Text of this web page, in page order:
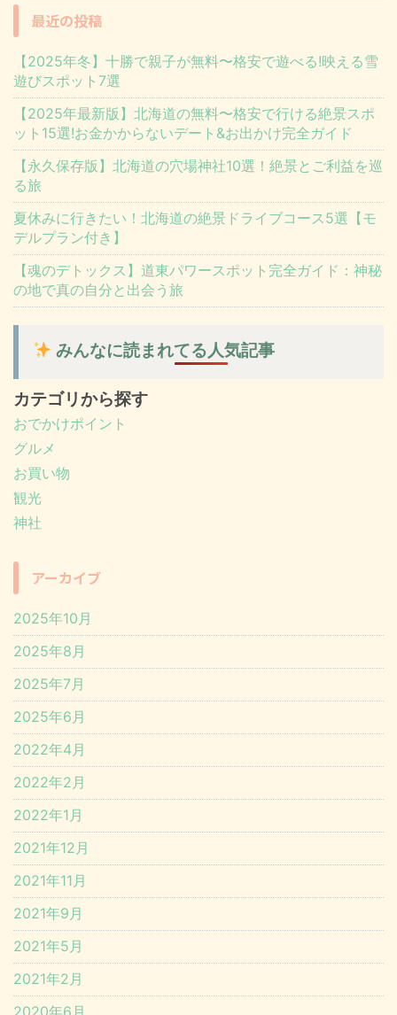
最近の投稿
【2025年冬】十勝で親子が無料〜格安で遊べる!映える雪
遊びスポット7選
【2025年最新版】北海道の無料〜格安で行ける絶景スポ
ット15選!お金かからないデート&お出かけ完全ガイド
【永久保存版】北海道の穴場神社10選！絶景とご利益を巡
る旅
夏休みに行きたい！北海道の絶景ドライブコース5選【モ
デルプラン付き】
【魂のデトックス】道東パワースポット完全ガイド：神秘
の地で真の自分と出会う旅
みんなに読まれてる人気記事
カテゴリから探す
おでかけポイント
グルメ
お買い物
観光
神社
アーカイブ
2025年10月
2025年8月
2025年7月
2025年6月
2022年4月
2022年2月
2022年1月
2021年12月
2021年11月
2021年9月
2021年5月
2021年2月